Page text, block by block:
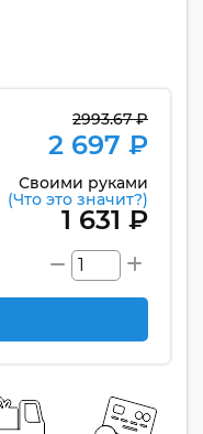
2993.67 ₽
2 697 ₽
Своими руками
(Что это значит?)
1 631 ₽